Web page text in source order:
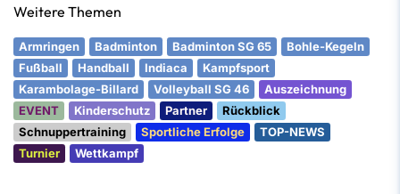
Weitere Themen
Armringen Badminton Badminton SG 65
Bohle-Kegeln
Fußball
Handball Indiaca
Kampfsport
Karambolage-Billard
Volleyball SG 46
Auszeichnung
EVENT
Kinderschutz Partner
Rückblick
Schnuppertraining
Sportliche Erfolge
TOP-NEWS
Turnier
Wettkampf